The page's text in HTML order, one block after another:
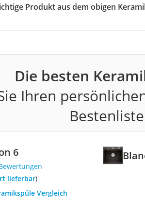
Produkt aus dem obigen
Die besten
Ihren
6
lieferbar)
Vergleich